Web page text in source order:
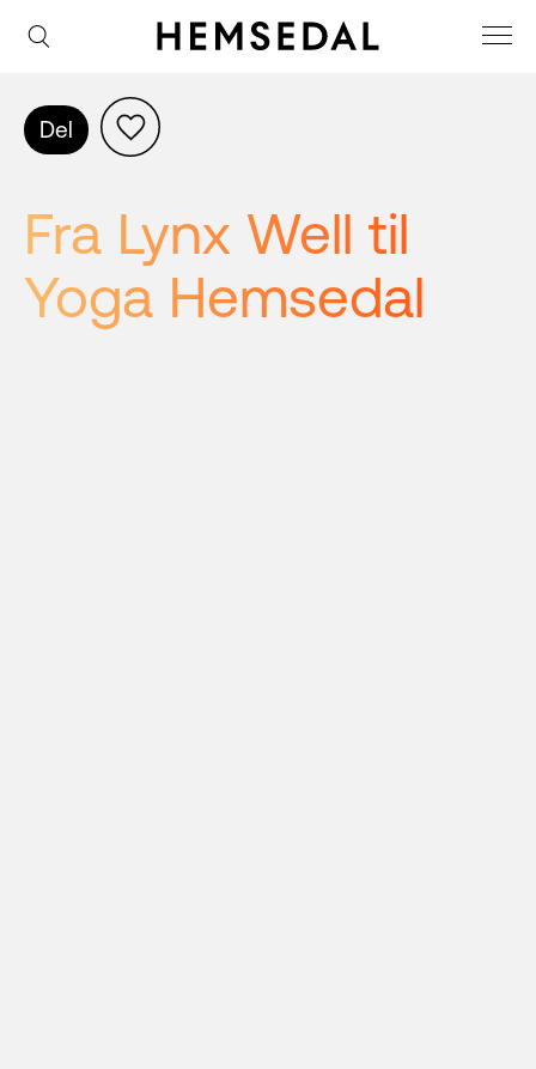
Del
Fra Lynx Well til
Yoga Hemsedal